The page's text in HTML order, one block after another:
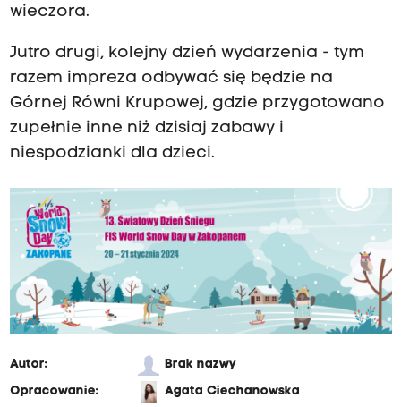
wieczora.
Jutro drugi, kolejny dzień wydarzenia - tym
razem impreza odbywać się będzie na
Górnej Równi Krupowej, gdzie przygotowano
zupełnie inne niż dzisiaj zabawy i
niespodzianki dla dzieci.
Autor:
Brak nazwy
Opracowanie:
Agata Ciechanowska